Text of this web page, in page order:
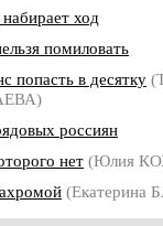
ход
помиловать
попасть в десятку
россиян
нет (Юлия
(Екатерина